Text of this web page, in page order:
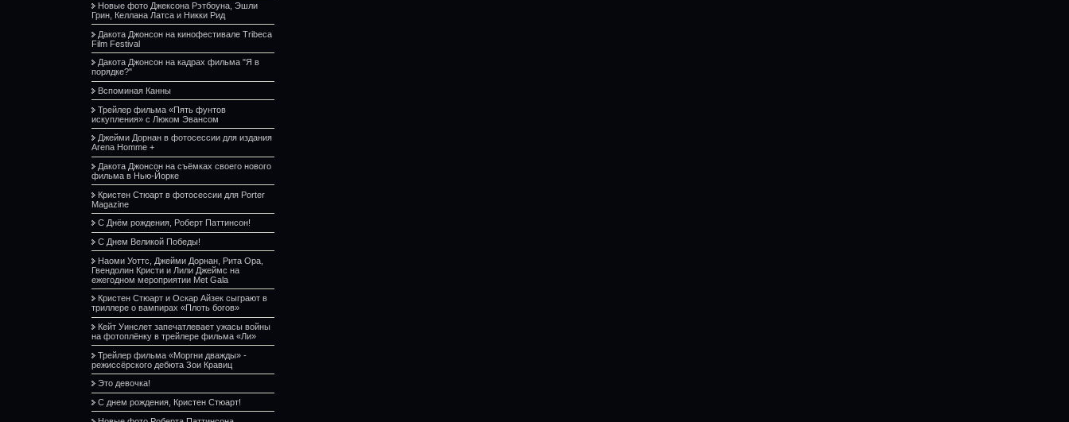
Новые фото Джексона Рэтбоуна, Эшли
Грин, Келлана Латса и Никки Рид
Дакота Джонсон на кинофестивале Tribeca
Film Festival
Дакота Джонсон на кадрах фильма "Я в
порядке?"
Вспоминая Канны
Трейлер фильма «Пять фунтов
искупления» с Люком Эвансом
Джейми Дорнан в фотосессии для издания
Arena Homme +
Дакота Джонсон на съёмках своего нового
фильма в Нью-Йорке
Кристен Стюарт в фотосессии для Porter
Magazine
С Днём рождения, Роберт Паттинсон!
С Днем Великой Победы!
Наоми Уоттс, Джейми Дорнан, Рита Ора,
Гвендолин Кристи и Лили Джеймс на
ежегодном мероприятии Met Gala
Кристен Стюарт и Оскар Айзек сыграют в
триллере о вампирах «Плоть богов»
Кейт Уинслет запечатлевает ужасы войны
на фотоплёнку в трейлере фильма «Ли»
Трейлер фильма «Моргни дважды» -
режиссёрского дебюта Зои Кравиц
Это девочка!
С днем рождения, Кристен Стюарт!